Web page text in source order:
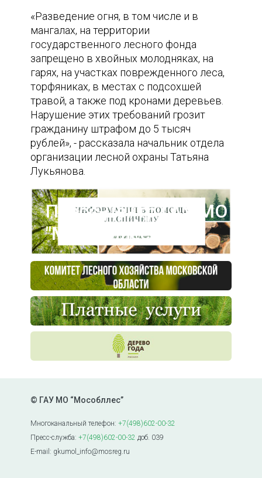
«Разведение огня, в том числе и в
мангалах, на территории
государственного лесного фонда
запрещено в хвойных молодняках, на
гарях, на участках поврежденного леса,
торфяниках, в местах с подсохшей
травой, а также под кронами деревьев.
Нарушение этих требований грозит
гражданину штрафом до 5 тысяч
рублей», - рассказала начальник отдела
организации лесной охраны Татьяна
Лукьянова.
Пресс-центр ГАУ МО
"Мособллес"
© ГАУ МО “Мособллес”
Многоканальный телефон:+7(498)602-00-32
Пресс-служба:+7(498)602-00-32 доб. 039
E-mail: gkumol_info@mosreg.ru